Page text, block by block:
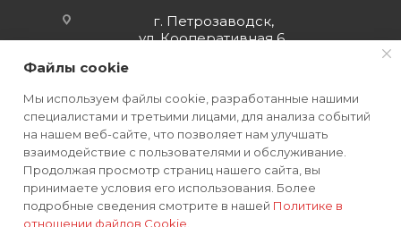
г. Петрозаводск,
ул. Кооперативная 6
Файлы cookie
Мы используем файлы cookie, разработанные нашими
специалистами и третьими лицами, для анализа событий
на нашем веб-сайте, что позволяет нам улучшать
взаимодействие с пользователями и обслуживание.
Продолжая просмотр страниц нашего сайта, вы
принимаете условия его использования. Более
подробные сведения смотрите в нашей Политике в
отношении файлов Cookie